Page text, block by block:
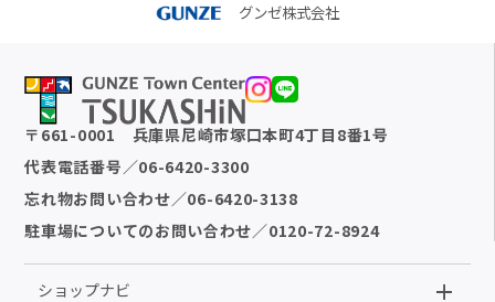
グンゼ株式会社
〒 661-0001
兵庫県尼崎市塚口本町4丁目8番1号
代表電話番号 ／06-6420-3300
忘れ物お問い合わせ／06-6420-3138
駐車場についてのお問い合わせ／0120-72-8924
ショップナビ